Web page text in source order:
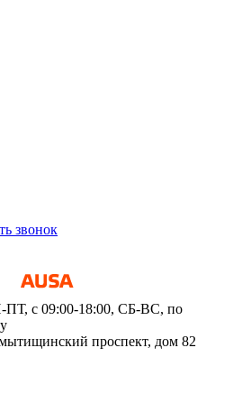
звонок
с 09:00-18:00, СБ-ВС, по
проспект, дом 82